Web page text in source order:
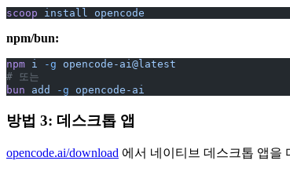
scoop install opencode
npm/bun:
npm i -g opencode-ai@latest
# 또는
bun add -g opencode-ai
방법 3: 데스크톱 앱
opencode.ai/download 에서 네이티브 데스크톱 앱을